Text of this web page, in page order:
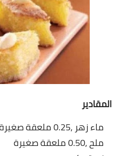
المقادير
ماء زهر ,0.25 ملعقة صغيرة
ملح ,0.50 ملعقة صغيرة